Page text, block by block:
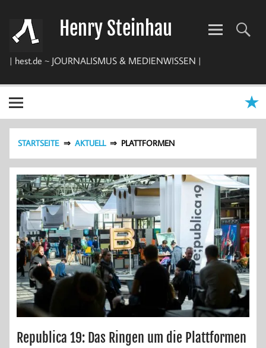
springen
Henry Steinhau
| hest.de ~ JOURNALISMUS & MEDIENWISSEN |
STARTSEITE AKTUELL PLATTFORMEN
Republica 19: Das Ringen um die Plattformen